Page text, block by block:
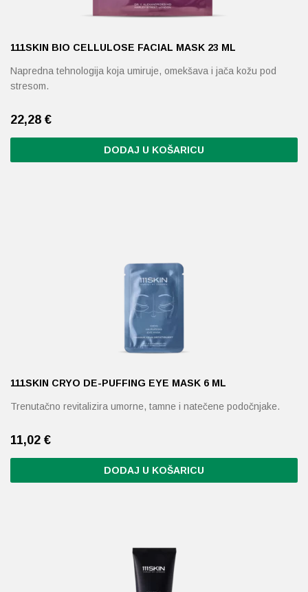
111SKIN BIO CELLULOSE FACIAL MASK 23 ML
Napredna tehnologija koja umiruje, omekšava i jača kožu pod
stresom.
22,28 €
DODAJ U KOŠARICU
111SKIN CRYO DE-PUFFING EYE MASK 6 ML
Trenutačno revitalizira umorne, tamne i natečene podočnjake.
11,02 €
DODAJ U KOŠARICU